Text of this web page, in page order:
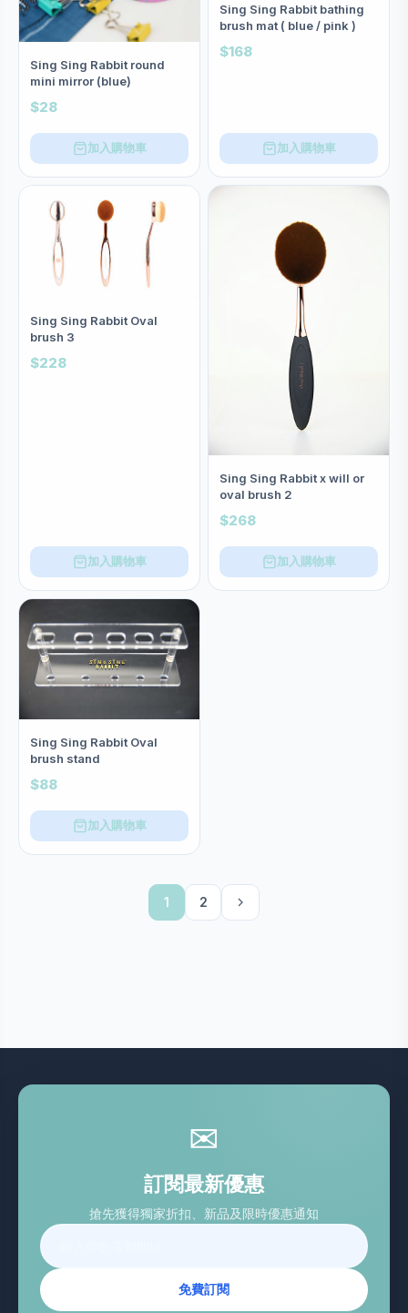
Sing Sing Rabbit round
mini mirror (blue)
$28
加入購物車
Sing Sing Rabbit bathing
brush mat ( blue / pink )
$168
加入購物車
Sing Sing Rabbit Oval
brush 3
$228
加入購物車
Sing Sing Rabbit x will or
oval brush 2
$268
加入購物車
Sing Sing Rabbit Oval
brush stand
$88
加入購物車
1 2
✉
訂閱最新優惠
搶先獲得獨家折扣、新品及限時優惠通知
免費訂閱